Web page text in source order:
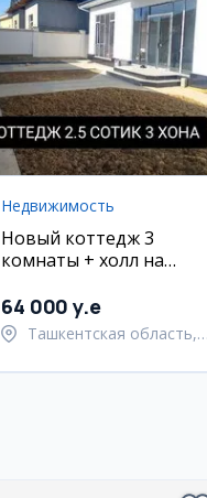
Недвижимость
Новый коттедж 3
комнаты + холл на
64 000 y.e
Ташкентская область,